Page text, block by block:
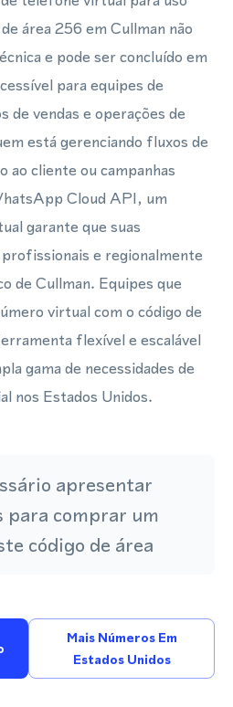
área 256 em Cullman não
e pode ser concluído em
para equipes de
vendas e operações de
está gerenciando fluxos de
ao cliente ou campanhas
Cloud API, um
garante que suas
e regionalmente
de Cullman. Equipes que
virtual com o código de
flexível e escalável
gama de necessidades de
nos Estados Unidos.
apresentar
para comprar um
código de área
Mais Números Em
Estados Unidos